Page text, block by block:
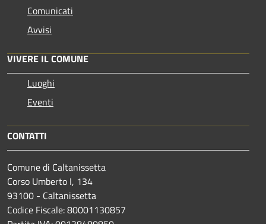
Comunicati
Avvisi
VIVERE IL COMUNE
Luoghi
Eventi
CONTATTI
Comune di Caltanissetta
Corso Umberto I, 134
93100 - Caltanissetta
Codice Fiscale: 80001130857